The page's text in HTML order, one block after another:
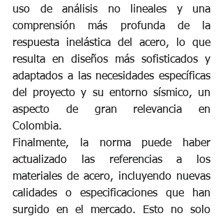
uso de análisis no lineales y una
comprensión más profunda de la
respuesta inelástica del acero, lo que
resulta en diseños más sofisticados y
adaptados a las necesidades específicas
del proyecto y su entorno sísmico, un
aspecto de gran relevancia en
Colombia.
Finalmente, la norma puede haber
actualizado las referencias a los
materiales de acero, incluyendo nuevas
calidades o especificaciones que han
surgido en el mercado. Esto no solo